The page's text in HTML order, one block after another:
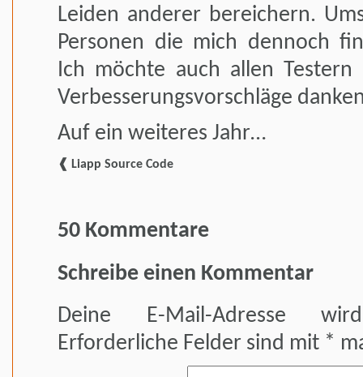
Leiden anderer bereichern.
Personen die mich dennoch
Ich möchte auch allen
Verbesserungsvorschläge
Auf ein weiteres Jahr…
❰ Liapp Source Code
50 Kommentare
Schreibe einen Kommentar
Deine E-Mail-Adresse
Erforderliche Felder sind mit *